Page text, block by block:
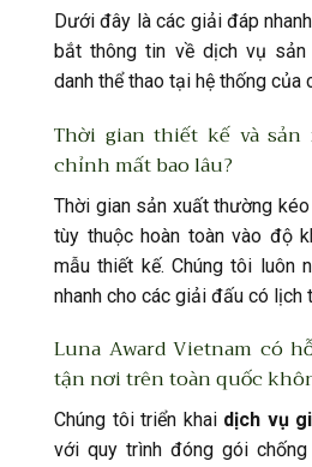
Dưới đây là các giải đáp
bắt thông tin về dịch vụ
danh thể thao tại hệ thống của
Thời gian thiết kế và
chỉnh mất bao lâu?
Thời gian sản xuất thường
tùy thuộc hoàn toàn vào độ
mẫu thiết kế. Chúng tôi luôn
nhanh cho các giải đấu có lịch
Luna Award Vietnam có
tận nơi trên toàn quốc
Chúng tôi triển khai dịch vụ
với quy trình đóng gói